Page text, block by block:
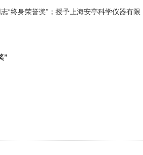
“终身荣誉奖”；授予上海安亭科学仪器有限
”